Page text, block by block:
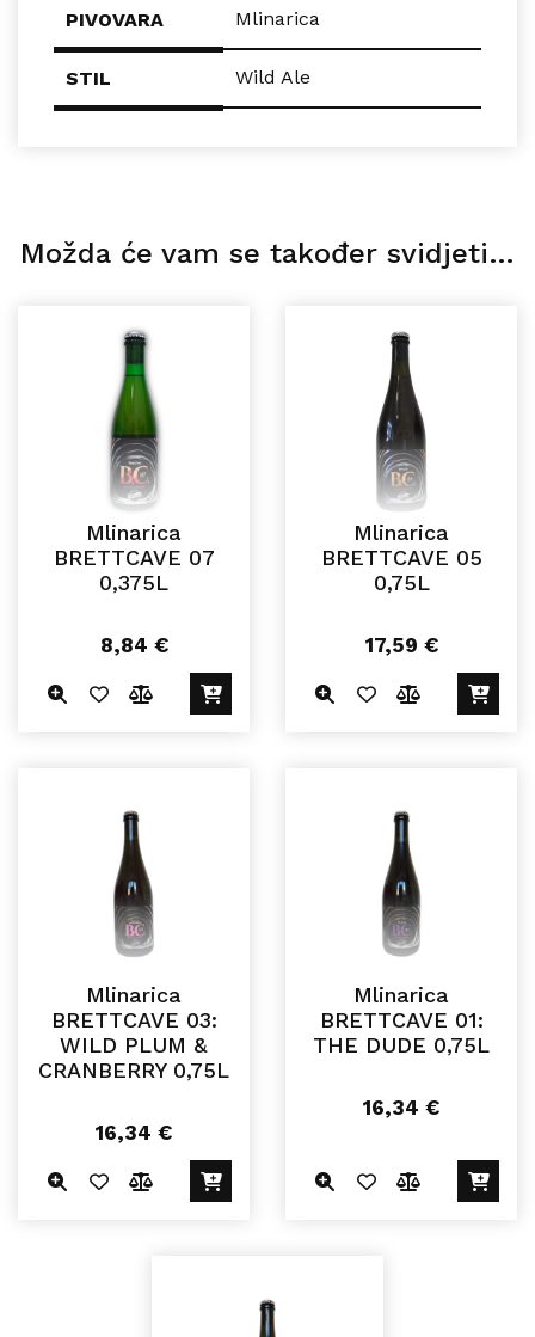
PIVOVARA Mlinarica
STIL Wild Ale
Možda će vam se također svidjeti…
Mlinarica
BRETTCAVE 07
0,375L
8,84 €
Mlinarica
BRETTCAVE 05
0,75L
17,59 €
Mlinarica
BRETTCAVE 03:
WILD PLUM &
CRANBERRY 0,75L
16,34 €
Mlinarica
BRETTCAVE 01:
THE DUDE 0,75L
16,34 €